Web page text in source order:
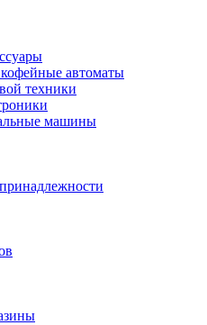
автоматы
техники
машины